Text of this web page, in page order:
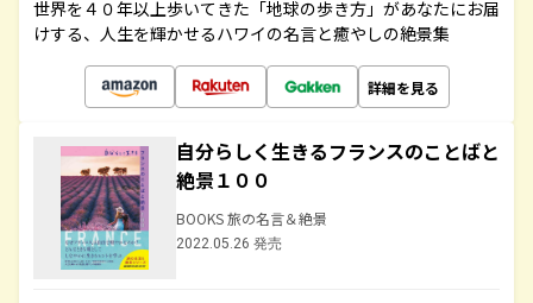
世界を４０年以上歩いてきた「地球の歩き方」があなたにお届
けする、人生を輝かせるハワイの名言と癒やしの絶景集
詳細を見る
自分らしく生きるフランスのことばと
絶景１００
BOOKS 旅の名言＆絶景
2022.05.26 発売